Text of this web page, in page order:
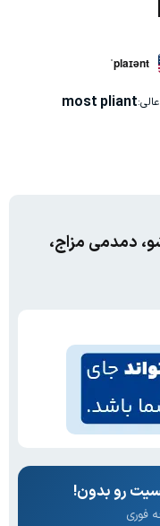
ˈplaɪənt
most pliant
دمدمی مزاج،
رو بدون!